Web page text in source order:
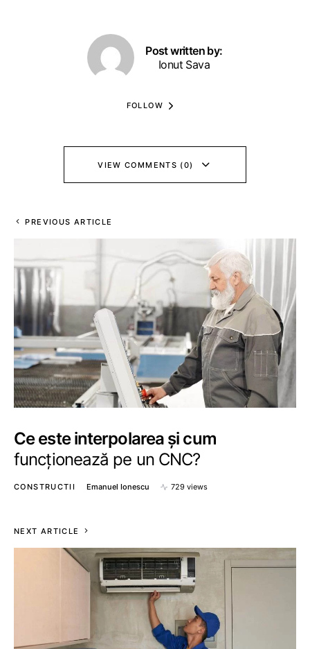
Post written by:
Ionut Sava
FOLLOW
VIEW COMMENTS (0)
PREVIOUS ARTICLE
Ce este interpolarea și cum
funcționează pe un CNC?
CONSTRUCTII Emanuel Ionescu 729 views
NEXT ARTICLE